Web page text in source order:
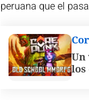
peruana que el
Un
los